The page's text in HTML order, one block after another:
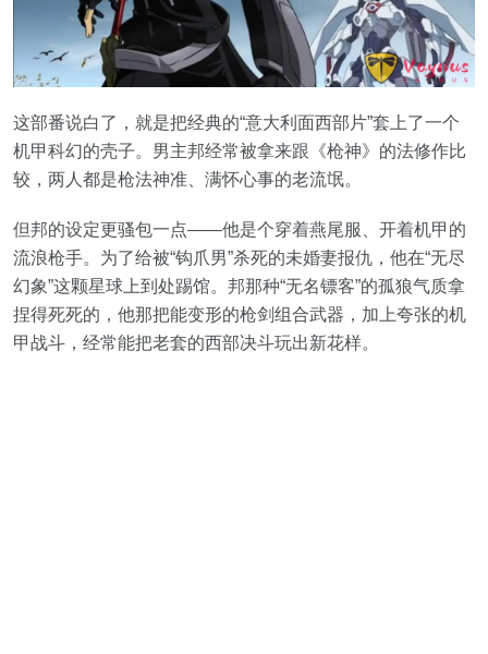
这部番说白了，就是把经典的“意大利面西部片”套上了一个
机甲科幻的壳子。男主邦经常被拿来跟《枪神》的法修作比
较，两人都是枪法神准、满怀心事的老流氓。
但邦的设定更骚包一点——他是个穿着燕尾服、开着机甲的
流浪枪手。为了给被“钩爪男”杀死的未婚妻报仇，他在“无尽
幻象”这颗星球上到处踢馆。邦那种“无名镖客”的孤狼气质拿
捏得死死的，他那把能变形的枪剑组合武器，加上夸张的机
甲战斗，经常能把老套的西部决斗玩出新花样。